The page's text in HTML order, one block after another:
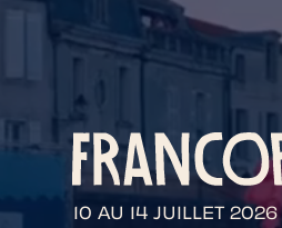
10 AU 14 JUILLET